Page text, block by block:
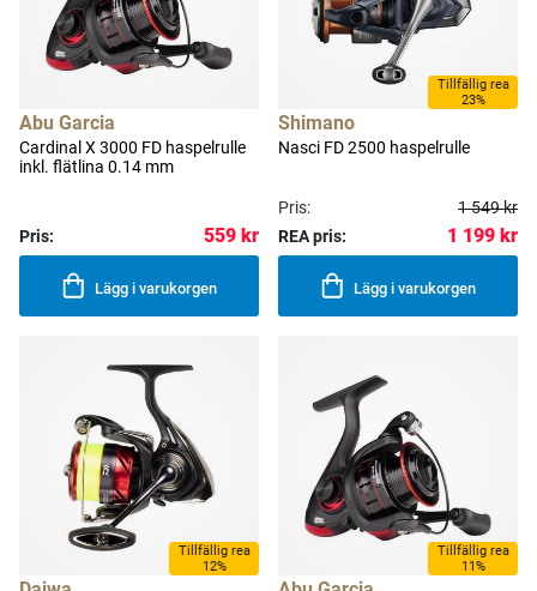
Abu Garcia
Cardinal X 3000 FD haspelrulle
inkl. flätlina 0.14 mm
Pris: 559 kr
Lägg i varukorgen
Tillfällig rea
23%
Shimano
Nasci FD 2500 haspelrulle
Pris:
1 549 kr
REA pris:
1 199 kr
Lägg i varukorgen
Tillfällig rea
12%
Tillfällig rea
11%